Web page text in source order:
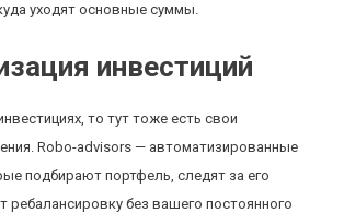
уходят основные суммы.
инвестиций
то тут тоже есть свои
Robo-advisors — автоматизированные
подбирают портфель, следят за его
ребалансировку без вашего постоянного